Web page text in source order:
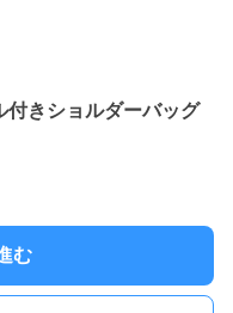
付きショルダーバッグ
む